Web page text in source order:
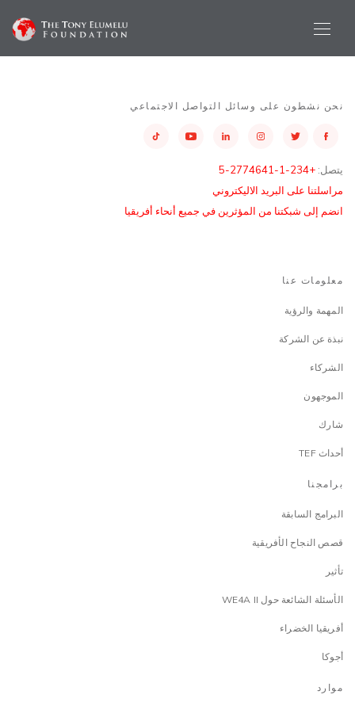
نحن نشطون على وسائل التواصل الاجتماعي
يتصل: +234-1-2774641-5
مراسلتنا على البريد الاليكتروني
انضم إلى شبكتنا من المؤثرين في جميع أنحاء أفريقيا
معلومات عنا
المهمة والرؤية
نبذة عن الشركة
الشركاء
الموجهون
شارك
أحداث TEF
برامجنا
البرامج السابقة
قصص النجاح الأفريقية
تأثير
الأسئلة الشائعة حول WE4A II
أفريقيا الخضراء
أجوكا
موارد